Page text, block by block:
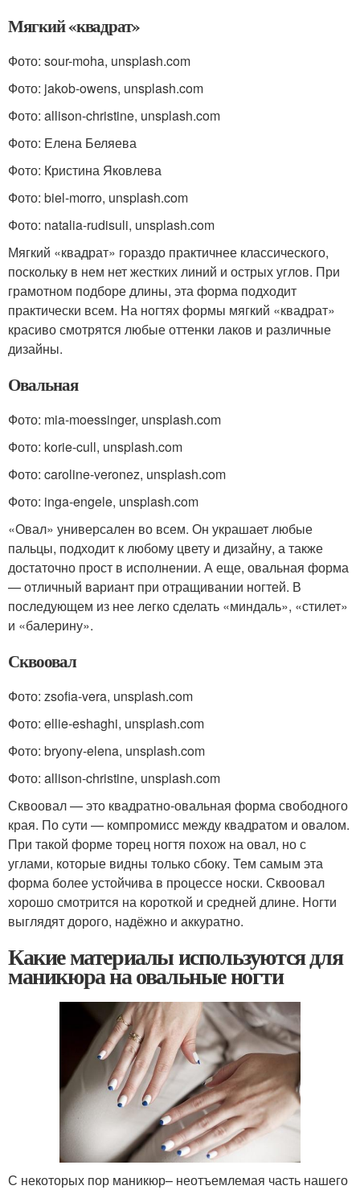
Мягкий «квадрат»
Фото: sour-moha, unsplash.com
Фото: jakob-owens, unsplash.com
Фото: allison-christine, unsplash.com
Фото: Елена Беляева
Фото: Кристина Яковлева
Фото: biel-morro, unsplash.com
Фото: natalia-rudisuli, unsplash.com
Мягкий «квадрат» гораздо практичнее классического,
поскольку в нем нет жестких линий и острых углов. При
грамотном подборе длины, эта форма подходит
практически всем. На ногтях формы мягкий «квадрат»
красиво смотрятся любые оттенки лаков и различные
дизайны.
Овальная
Фото: mia-moessinger, unsplash.com
Фото: korie-cull, unsplash.com
Фото: caroline-veronez, unsplash.com
Фото: inga-engele, unsplash.com
«Овал» универсален во всем. Он украшает любые
пальцы, подходит к любому цвету и дизайну, а также
достаточно прост в исполнении. А еще, овальная форма
— отличный вариант при отращивании ногтей. В
последующем из нее легко сделать «миндаль», «стилет»
и «балерину».
Сквоовал
Фото: zsofia-vera, unsplash.com
Фото: ellie-eshaghi, unsplash.com
Фото: bryony-elena, unsplash.com
Фото: allison-christine, unsplash.com
Сквоовал — это квадратно-овальная форма свободного
края. По сути — компромисс между квадратом и овалом.
При такой форме торец ногтя похож на овал, но с
углами, которые видны только сбоку. Тем самым эта
форма более устойчива в процессе носки. Сквоовал
хорошо смотрится на короткой и средней длине. Ногти
выглядят дорого, надёжно и аккуратно.
Какие материалы используются для
маникюра на овальные ногти
С некоторых пор маникюр– неотъемлемая часть нашего